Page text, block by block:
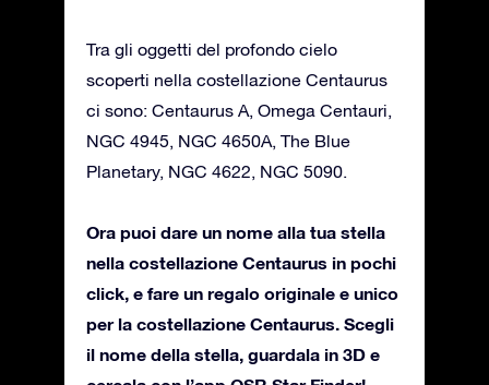
Tra gli oggetti del profondo cielo
scoperti nella costellazione Centaurus
ci sono: Centaurus A, Omega Centauri,
NGC 4945, NGC 4650A, The Blue
Planetary, NGC 4622, NGC 5090.
Ora puoi dare un nome alla tua stella
nella costellazione Centaurus in pochi
click, e fare un regalo originale e unico
per la costellazione Centaurus. Scegli
il nome della stella, guardala in 3D e